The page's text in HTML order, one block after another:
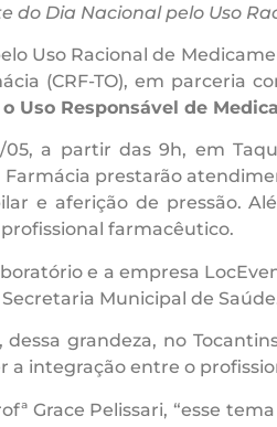
do Dia Nacional pelo Uso
Uso Racional de
(CRF-TO), em parceria
Uso Responsável de
a partir das 9h, em
prestarão
e aferição de pressão.
farmacêutico.
e a empresa
Municipal de
grandeza, no
integração entre o
Grace Pelissari, “esse